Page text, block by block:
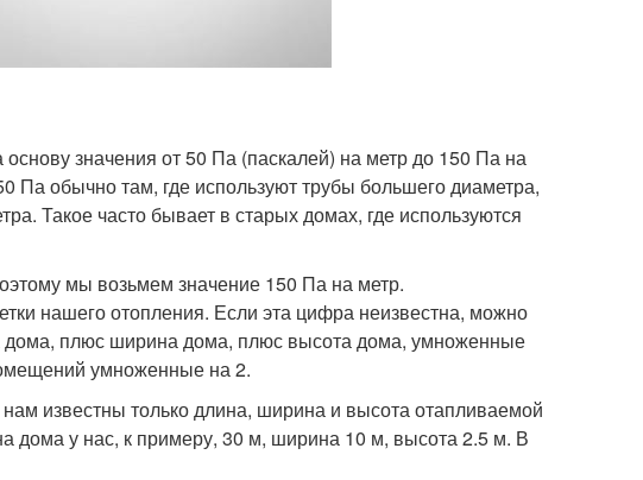
значения от 50 Па (паскалей) на метр до 150 Па на
Па обычно там, где используют трубы большего диаметра,
Такое часто бывает в старых домах, где используются
мы возьмем значение 150 Па на метр.
нашего отопления. Если эта цифра неизвестна, можно
дома, плюс ширина дома, плюс высота дома, умноженные
умноженные на 2.
известны только длина, ширина и высота отапливаемой
дома у нас, к примеру, 30 м, ширина 10 м, высота 2.5 м. В